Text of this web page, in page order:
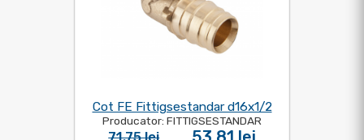
Cot FE Fittigsestandar d16x1/2
Producator: FITTIGSESTANDAR
71.75 lei